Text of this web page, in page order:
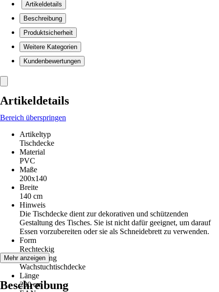
Artikeldetails
Beschreibung
Produktsicherheit
Weitere Kategorien
Kundenbewertungen
Artikeldetails
Bereich überspringen
Artikeltyp
Tischdecke
Material
PVC
Maße
200x140
Breite
140 cm
Hinweis
Die Tischdecke dient zur dekorativen und schützenden
Gestaltung des Tisches. Sie ist nicht dafür geeignet, um darauf
Essen vorzubereiten oder sie als Schneidebrett zu verwenden.
Form
Rechteckig
Ausführung
Wachstuchtischdecke
Länge
200 cm
Mehr anzeigen
Beschreibung